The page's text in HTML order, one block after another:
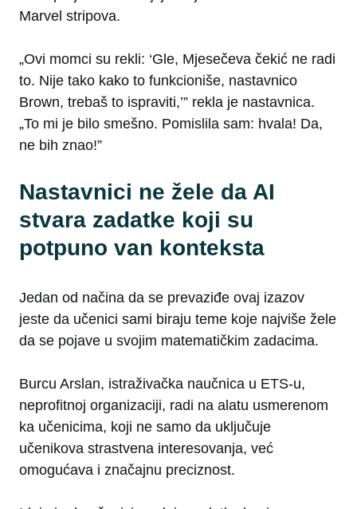
Marvel stripova.
„Ovi momci su rekli: ‘Gle, Mjesečeva čekić ne radi
to. Nije tako kako to funkcioniše, nastavnico
Brown, trebaš to ispraviti,’” rekla je nastavnica.
„To mi je bilo smešno. Pomislila sam: hvala! Da,
ne bih znao!”
Nastavnici ne žele da AI
stvara zadatke koji su
potpuno van konteksta
Jedan od načina da se prevaziđe ovaj izazov
jeste da učenici sami biraju teme koje najviše žele
da se pojave u svojim matematičkim zadacima.
Burcu Arslan, istraživačka naučnica u ETS-u,
neprofitnoj organizaciji, radi na alatu usmerenom
ka učenicima, koji ne samo da uključuje
učenikova strastvena interesovanja, već
omogućava i značajnu preciznost.